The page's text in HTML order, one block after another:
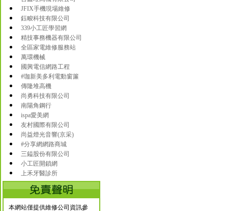
JFIX手機現場維修
鈺畯科技有限公司
339小工匠學習網
精技事務機器有限公司
全區家電維修服務站
萬環機械
國興電信網路工程
#珈新美多利電動窗簾
傳隆堆高機
尚勇科技有限公司
南陽角鋼行
ispa愛美網
友村國際有限公司
尚益燈光音響(京采)
#分享網網路商城
三鎰股份有限公司
小工匠開鎖網
上禾牙醫診所
本網站僅提供維修公司資訊參